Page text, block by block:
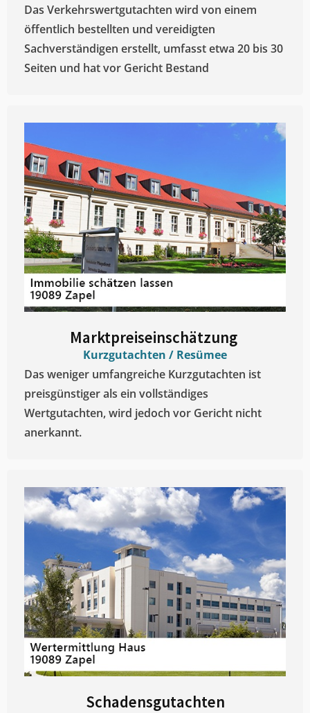
Das Verkehrswertgutachten wird von einem
öffentlich bestellten und vereidigten
Sachverständigen erstellt, umfasst etwa 20 bis 30
Seiten und hat vor Gericht Bestand
Marktpreiseinschätzung ​
Kurzgutachten / Resümee
Das weniger umfangreiche Kurzgutachten ist
preisgünstiger als ein vollständiges
Wertgutachten, wird jedoch vor Gericht nicht
anerkannt.
Schadensgutachten